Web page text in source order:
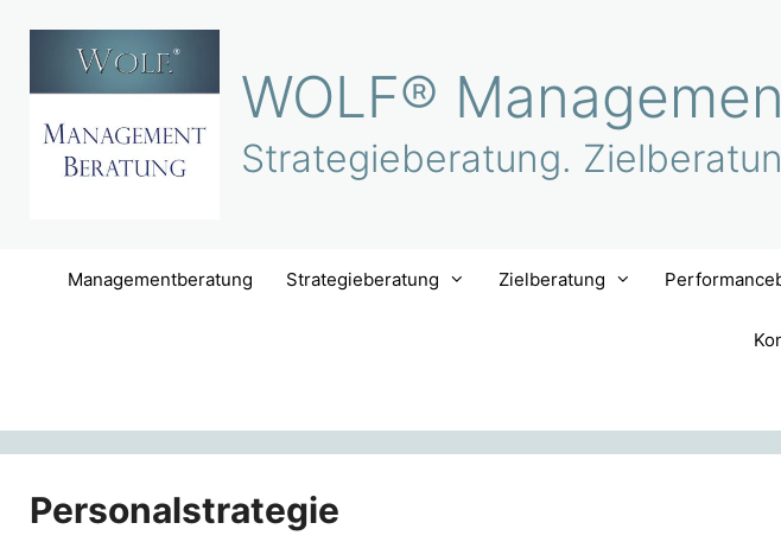
springen
WOLF®
Strategieberatung.
Managementberatung Strategieberatung Zielberatung
Personalstrategie